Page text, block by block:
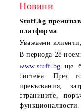
Новини
Stuff.bg
платформа
Уважаеми клиенти,
В периода 28
www.stuff.bg ще
система. През
прекъсвания,
страниците,